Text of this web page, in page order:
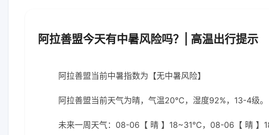
阿拉善盟今天有中暑风险吗？| 高温出行提示
阿拉善盟当前中暑指数为【无中暑风险】
阿拉善盟当前天气为晴，气温20℃，湿度92%，13-4级。
未来一周天气：08-06【 晴 】18~31℃，08-06【 晴